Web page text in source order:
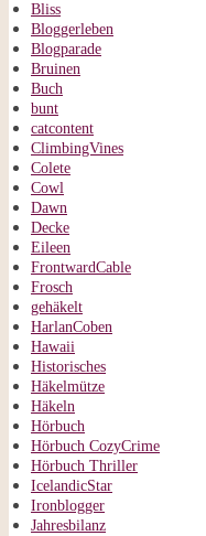
Bliss
Bloggerleben
Blogparade
Bruinen
Buch
bunt
catcontent
ClimbingVines
Colete
Cowl
Dawn
Decke
Eileen
FrontwardCable
Frosch
gehäkelt
HarlanCoben
Hawaii
Historisches
Häkelmütze
Häkeln
Hörbuch
Hörbuch CozyCrime
Hörbuch Thriller
IcelandicStar
Ironblogger
Jahresbilanz